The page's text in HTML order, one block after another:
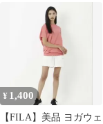
《LL》ネイビー レディ
¥ 1,400
【FILA】美品 ヨガウェ